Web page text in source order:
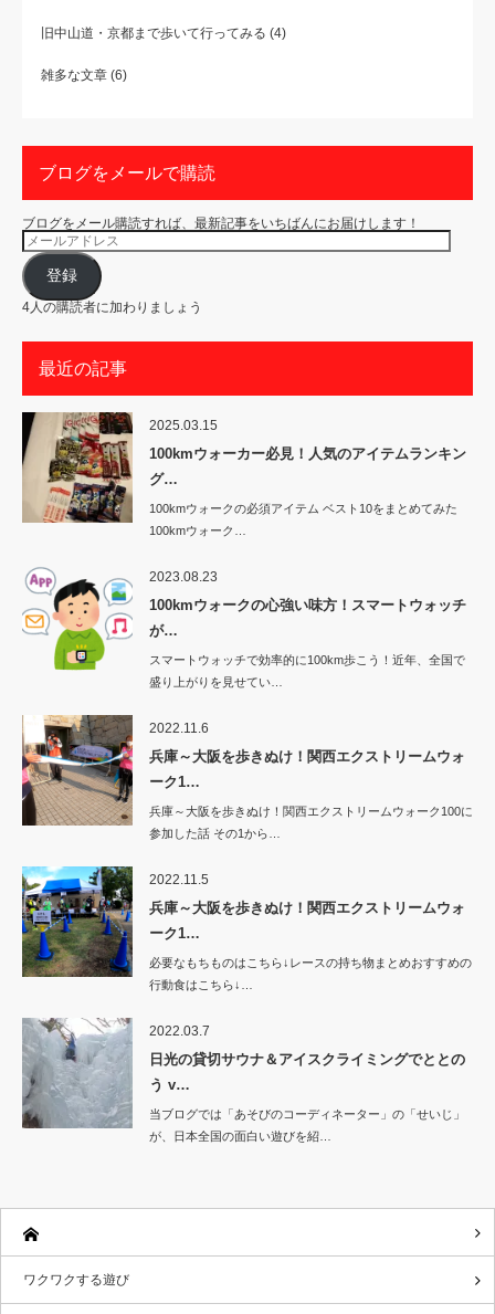
旧中山道・京都まで歩いて行ってみる (4)
雑多な文章 (6)
ブログをメールで購読
ブログをメール購読すれば、最新記事をいちばんにお届けします！
メ
ー
ル
ア
ド
レ
ス
登録
4人の購読者に加わりましょう
最近の記事
2025.03.15
100kmウォーカー必見！人気のアイテムランキン
グ…
100kmウォークの必須アイテム ベスト10をまとめてみた
100kmウォーク…
2023.08.23
100kmウォークの心強い味方！スマートウォッチ
が…
スマートウォッチで効率的に100km歩こう！近年、全国で
盛り上がりを見せてい…
2022.11.6
兵庫～大阪を歩きぬけ！関西エクストリームウォ
ーク1…
兵庫～大阪を歩きぬけ！関西エクストリームウォーク100に
参加した話 その1から…
2022.11.5
兵庫～大阪を歩きぬけ！関西エクストリームウォ
ーク1…
必要なもちものはこちら↓レースの持ち物まとめおすすめの
行動食はこちら↓…
2022.03.7
日光の貸切サウナ＆アイスクライミングでととの
う v…
当ブログでは「あそびのコーディネーター」の「せいじ」
が、日本全国の面白い遊びを紹…
ワクワクする遊び